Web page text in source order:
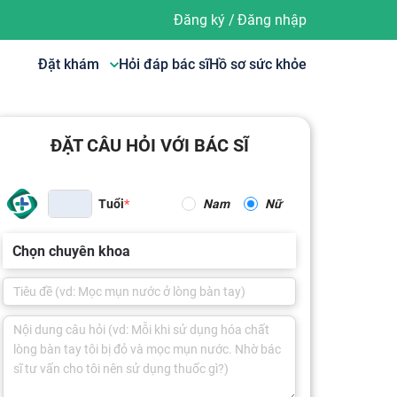
Đăng ký/ Đăng nhập
Đặt khám Hỏi đáp bác sĩHồ sơ sức khỏe
ĐẶT CÂU HỎI VỚI BÁC SĨ
Tuổi Nam Nữ
Chọn chuyên khoa